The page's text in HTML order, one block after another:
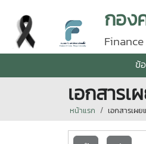
กอง
ข้
เอกสารเ
หน้าแรก เอกสารเผ